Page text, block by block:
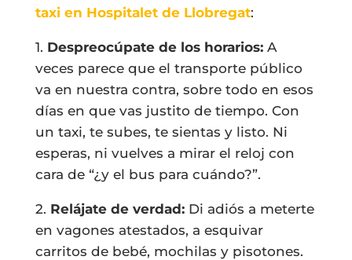
taxi en Hospitalet de Llobregat:
1. Despreocúpate de los horarios:A
veces parece que el transporte público
va en nuestra contra, sobre todo en esos
días en que vas justito de tiempo. Con
un taxi, te subes, te sientas y listo. Ni
esperas, ni vuelves a mirar el reloj con
cara de “¿y el bus para cuándo?”.
2. Relájate de verdad:Di adiós a meterte
en vagones atestados, a esquivar
carritos de bebé, mochilas y pisotones.